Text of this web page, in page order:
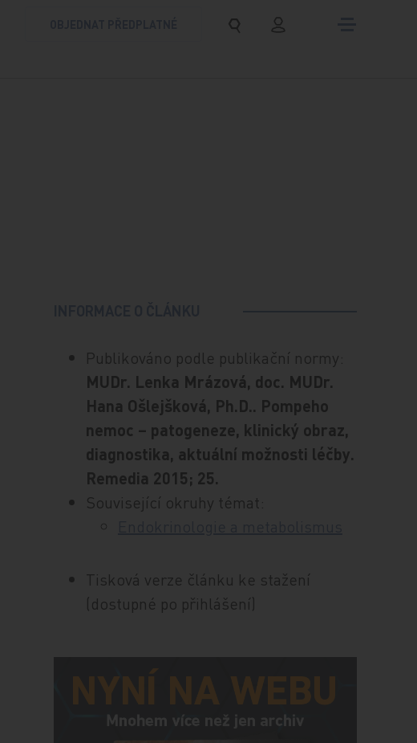
Publikováno podle publikační normy:
MUDr. Lenka Mrázová, doc. MUDr.
Hana Ošlejšková, Ph.D.. Pompeho
nemoc – patogeneze, klinický obraz,
diagnostika, aktuální možnosti léčby.
Remedia 2015; 25.
Související okruhy témat:
Tisková verze článku ke stažení
(dostupné po přihlášení)